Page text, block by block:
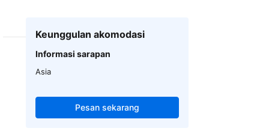
Keunggulan akomodasi
Informasi sarapan
Asia
Pesan sekarang